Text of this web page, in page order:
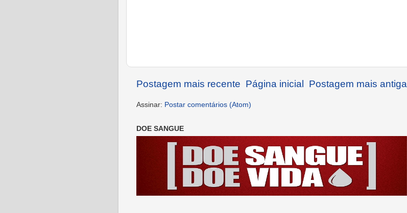
Postagem mais recente Postagem mais antiga
Página inicial
Assinar: Postar comentários (Atom)
DOE SANGUE